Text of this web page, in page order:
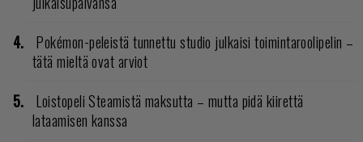
Pokémon-peleistä tunnettu studio julkaisi toimintaroolipelin –
tätä mieltä ovat arviot
Loistopeli Steamistä maksutta – mutta pidä kiirettä
lataamisen kanssa